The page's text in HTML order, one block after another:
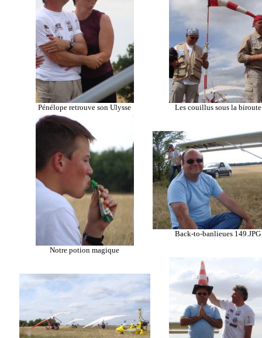
Pénélope retrouve son Ulysse Les couillus sous la biroute
Notre potion magique
Back-to-banlieues 149.JPG